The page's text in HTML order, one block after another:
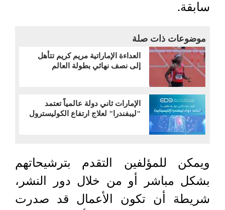
سابقة.
موضوعات ذات صلة
العداءة الإماراتية مريم كريم تتأهل
إلى نصف نهائي بطولة العالم
الإمارات ثاني دولة عالمياً تعتمد
"ليبفندرا" لعلاج ارتفاع الكوليسترول
ويمكن للمؤلفين التقدم بترشيحاتهم
بشكل مباشر أو من خلال دور النشر،
شريطة أن تكون الأعمال قد صدرت